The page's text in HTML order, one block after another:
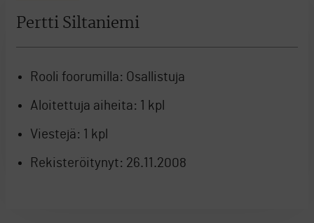
Pertti Siltaniemi
Rooli foorumilla: Osallistuja
Aloitettuja aiheita: 1 kpl
Viestejä: 1 kpl
Rekisteröitynyt: 26.11.2008